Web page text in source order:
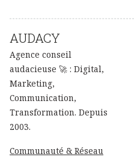
AUDACY
Agence conseil
audacieuse 🚀 : Digital,
Marketing,
Communication,
Transformation. Depuis
2003.
Communauté & Réseau